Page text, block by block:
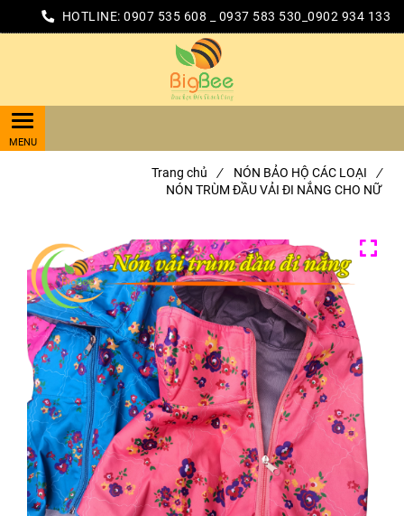
HOTLINE: 0907 535 608 _ 0937 583 530_0902 934 133
Trang chủ / NÓN BẢO HỘ CÁC LOẠI
/
NÓN TRÙM ĐẦU VẢI ĐI NẮNG CHO NỮ